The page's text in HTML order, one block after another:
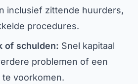
inclusief zittende huurders,
procedures.
of schulden: Snel kapitaal
problemen of een
voorkomen.